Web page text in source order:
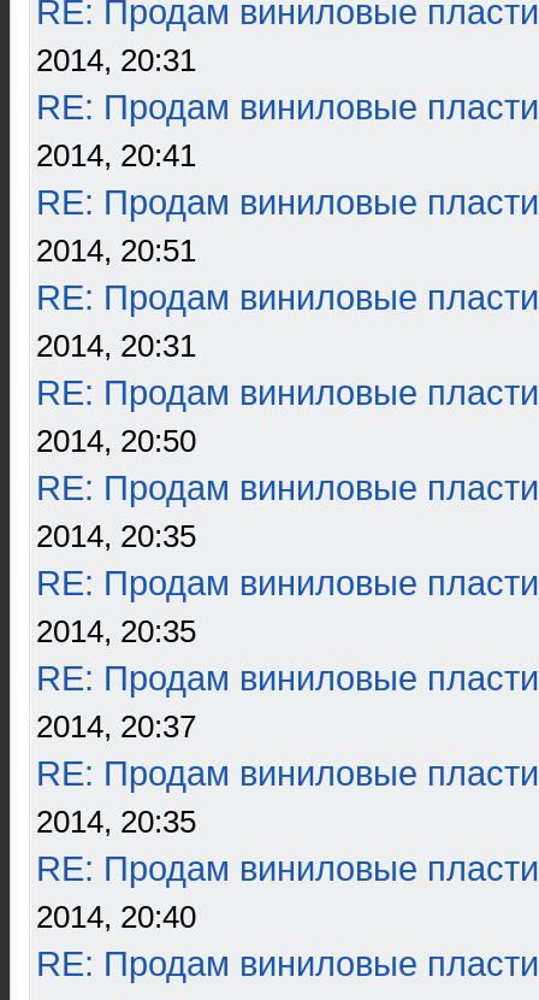
RE: Продам виниловые
2014, 20:31
RE: Продам виниловые
2014, 20:41
RE: Продам виниловые
2014, 20:51
RE: Продам виниловые
2014, 20:31
RE: Продам виниловые
2014, 20:50
RE: Продам виниловые
2014, 20:35
RE: Продам виниловые
2014, 20:35
RE: Продам виниловые
2014, 20:37
RE: Продам виниловые
2014, 20:35
RE: Продам виниловые
2014, 20:40
RE: Продам виниловые